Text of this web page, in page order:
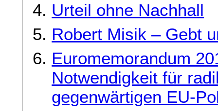
Urteil ohne Nachhall
Robert Misik – Gebt
Euromemorandum
Notwendigkeit für
gegenwärtigen EU-